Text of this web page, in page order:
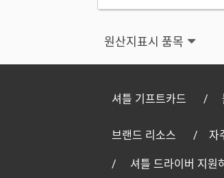
원산지표시 품목
셔틀 기프트카드
브랜드 리소스 자
셔틀 드라이버 지원